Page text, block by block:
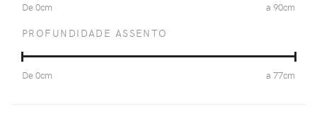
De0cm a 90cm
PROFUNDIDADE ASSENTO
De0cm a 77cm